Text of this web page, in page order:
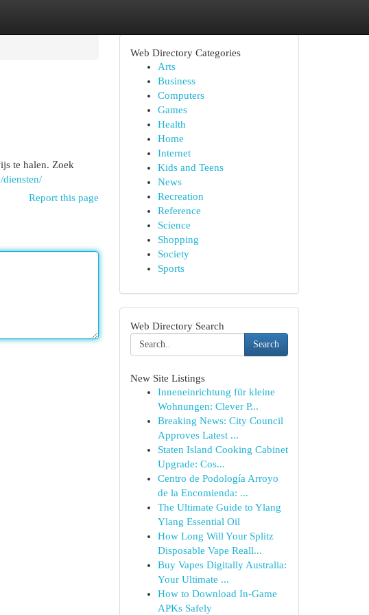
te halen. Zoek
Report this page
Web Directory Categories
Arts
Business
Computers
Games
Health
Home
Internet
Kids and Teens
News
Recreation
Reference
Science
Shopping
Society
Sports
Web Directory Search
Search
New Site Listings
Inneneinrichtung für kleine
Wohnungen: Clever P...
Breaking News: City Council
Approves Latest ...
Staten Island Cooking Cabinet
Upgrade: Cos...
Centro de Podología Arroyo
de la Encomienda: ...
The Ultimate Guide to Ylang
Ylang Essential Oil
How Long Will Your Splitz
Disposable Vape Reall...
Buy Vapes Digitally Australia:
Your Ultimate ...
How to Download In-Game
APKs Safely